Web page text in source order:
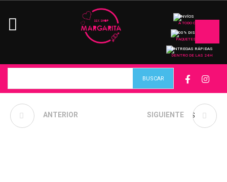
ENVÍOS
A TODO CHILE
100% DISCRETO
PAQUETES
ENTREGAS RÁPIDAS
DENTRO DE LAS 24H
CONJUNTO DANAEH
ANTERIOR CONJUNTO LUNARES
SIGUIENTE